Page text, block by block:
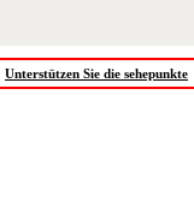
Unterstützen Sie die sehepunkte